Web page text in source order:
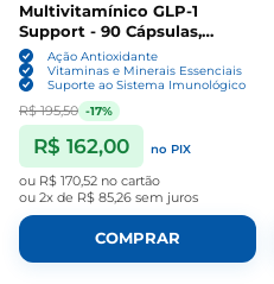
Multivitamínico GLP-1
Support - 90 Cápsulas,
500mg - Vitafor
Ação Antioxidante
Vitaminas e Minerais Essenciais
Suporte ao Sistema Imunológico
R$ 195,50 -17%
R$ 162,00 no PIX
ou R$ 170,52 no cartão
ou 2x de R$ 85,26 sem juros
COMPRAR